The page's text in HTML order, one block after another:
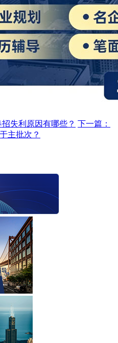
失利原因有哪些？ 下一篇：
主批次？